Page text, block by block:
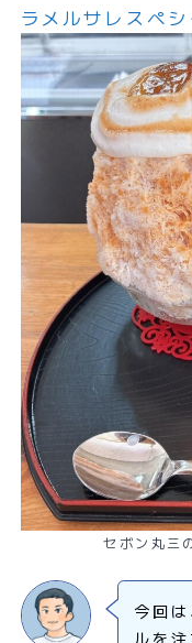
ラメルサレスペシ
セボン丸三
今回
ルを注